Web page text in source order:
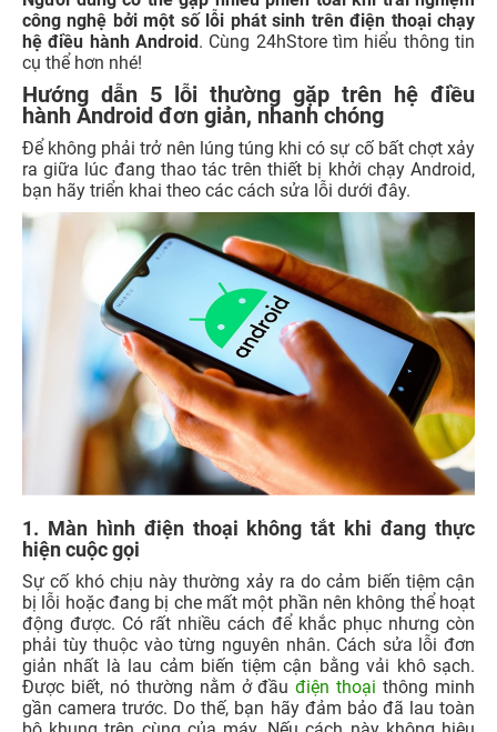
công nghệ bởi một số lỗi phát sinh trên điện thoại chạy
hệ điều hành Android. Cùng 24hStore tìm hiểu thông tin
cụ thể hơn nhé!
Hướng dẫn 5 lỗi thường gặp trên hệ điều
hành Android đơn giản, nhanh chóng
Để không phải trở nên lúng túng khi có sự cố bất chợt xảy
ra giữa lúc đang thao tác trên thiết bị khởi chạy Android,
bạn hãy triển khai theo các cách sửa lỗi dưới đây.
1. Màn hình điện thoại không tắt khi đang thực
hiện cuộc gọi
Sự cố khó chịu này thường xảy ra do cảm biến tiệm cận
bị lỗi hoặc đang bị che mất một phần nên không thể hoạt
động được. Có rất nhiều cách để khắc phục nhưng còn
phải tùy thuộc vào từng nguyên nhân. Cách sửa lỗi đơn
giản nhất là lau cảm biến tiệm cận bằng vải khô sạch.
Được biết, nó thường nằm ở đầuđiện thoại thông minh
gần camera trước. Do thế, bạn hãy đảm bảo đã lau toàn